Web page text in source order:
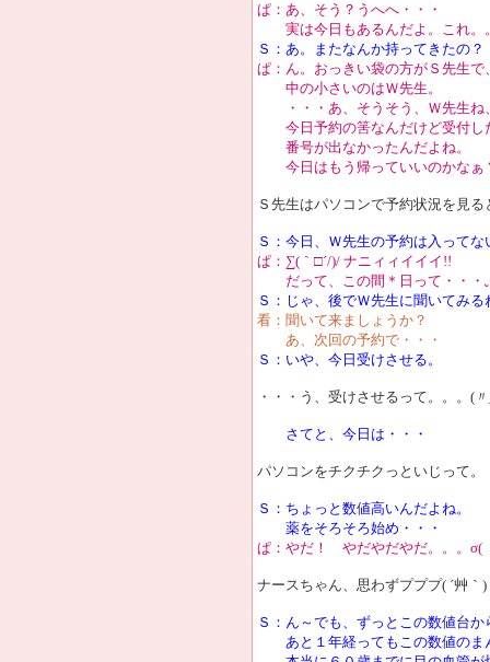
ぱ：あ、そう？うへへ・・・
実は今日もあるんだよ。これ。
Ｓ：あ。またなんか持ってきたの？
ぱ：ん。おっきい袋の方がＳ先生で
中の小さいのはＷ先生。
・・・あ、そうそう、Ｗ先生ね
今日予約の筈なんだけど受付し
番号が出なかったんだよね。
今日はもう帰っていいのかなぁ
Ｓ先生はパソコンで予約状況を見る
Ｓ：今日、Ｗ先生の予約は入ってな
ぱ：∑(｀□´/)/ ナニィィイイイ!!
だって、この間＊日って・・・
Ｓ：じゃ、後でＷ先生に聞いてみる
看：聞いて来ましょうか？
あ、次回の予約で・・・
Ｓ：いや、今日受けさせる。
・・・う、受けさせるって。。。(
さてと、今日は・・・
パソコンをチクチクっといじって。
Ｓ：ちょっと数値高いんだよね。
薬をそろそろ始め・・・
ぱ：やだ！ やだやだやだ。。。σ(
ナースちゃん、思わずプププ( ´艸｀)
Ｓ：ん～でも、ずっとこの数値台
あと１年経ってもこの数値のま